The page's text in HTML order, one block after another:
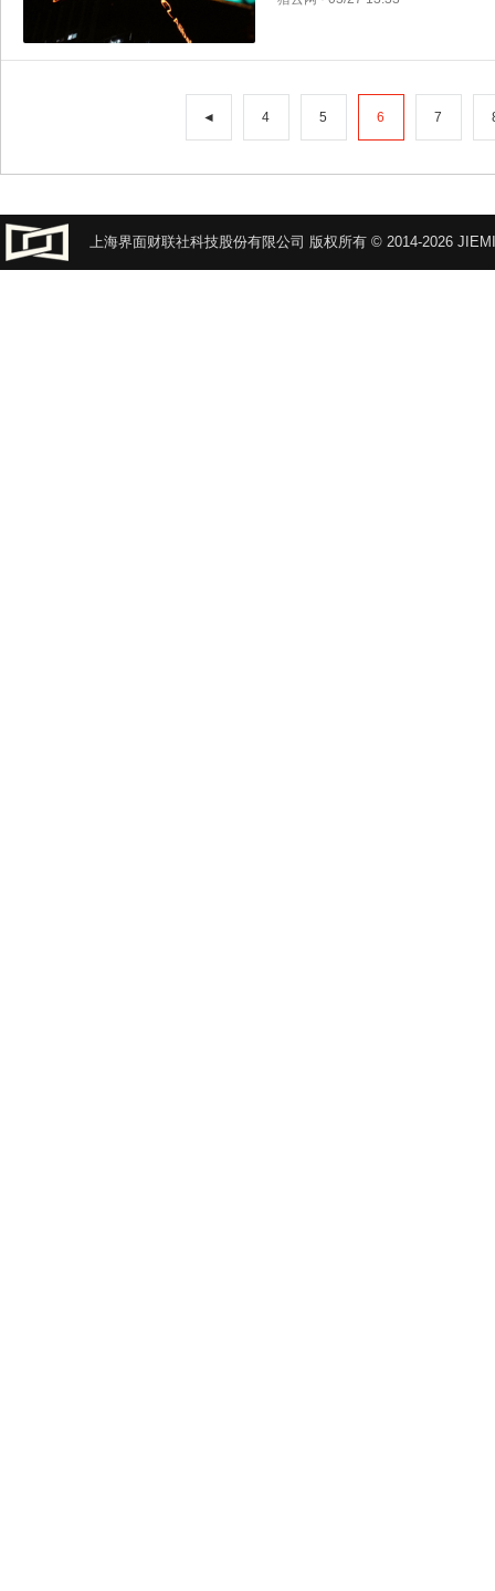
◄ 4 5 6 7
上海界面财联社科技股份有限公司 版权所有 © 2014-2026